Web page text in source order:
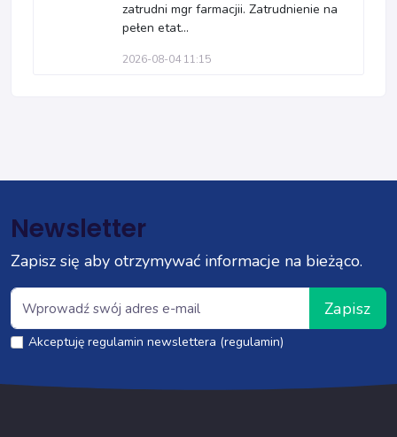
zatrudni mgr farmacjii. Zatrudnienie na
pełen etat...
2026-08-04 11:15
Newsletter
Zapisz się aby otrzymywać informacje na bieżąco.
Zapisz
Akceptuję regulamin newslettera (regulamin)